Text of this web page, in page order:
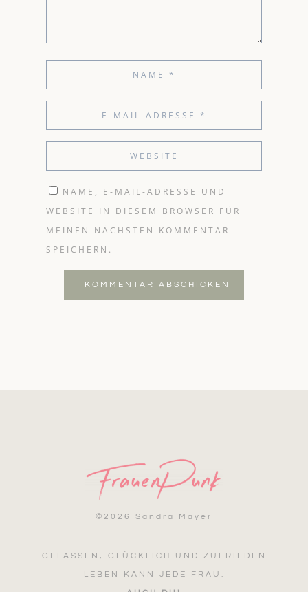
NAME, E-MAIL-ADRESSE UND
WEBSITE IN DIESEM BROWSER FÜR
MEINEN NÄCHSTEN KOMMENTAR
SPEICHERN.
KOMMENTAR ABSCHICKEN
© 2026 Sandra Mayer
GELASSEN, GLÜCKLICH UND ZUFRIEDEN
LEBEN KANN JEDE FRAU.